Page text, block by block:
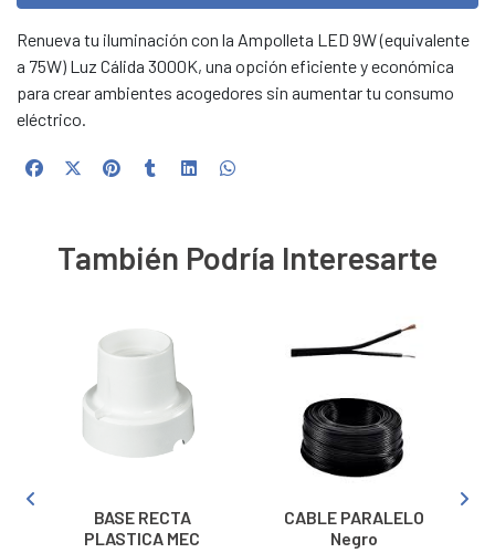
Renueva tu iluminación con la Ampolleta LED 9W (equivalente
a 75W) Luz Cálida 3000K, una opción eficiente y económica
para crear ambientes acogedores sin aumentar tu consumo
eléctrico.
También Podría Interesarte
BASE RECTA
PLASTICA MEC
CABLE PARALELO
Negro